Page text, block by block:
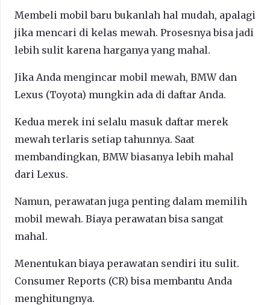
Membeli mobil baru bukanlah hal mudah, apalagi
jika mencari di kelas mewah. Prosesnya bisa jadi
lebih sulit karena harganya yang mahal.
Jika Anda mengincar mobil mewah, BMW dan
Lexus (Toyota) mungkin ada di daftar Anda.
Kedua merek ini selalu masuk daftar merek
mewah terlaris setiap tahunnya. Saat
membandingkan, BMW biasanya lebih mahal
dari Lexus.
Namun, perawatan juga penting dalam memilih
mobil mewah. Biaya perawatan bisa sangat
mahal.
Menentukan biaya perawatan sendiri itu sulit.
Consumer Reports (CR) bisa membantu Anda
menghitungnya.